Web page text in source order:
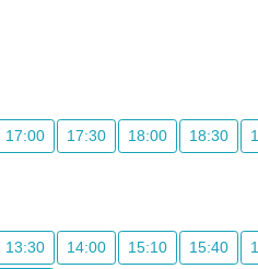
17:00 17:30 18:00 18:30
13:30 14:00 15:10 15:40